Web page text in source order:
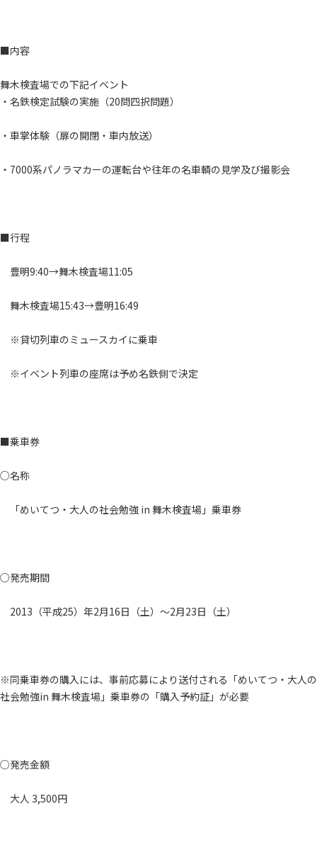
■内容
舞木検査場での下記イベント
・名鉄検定試験の実施（20問四択問題）
・車掌体験（扉の開閉・車内放送）
・7000系パノラマカーの運転台や往年の名車輌の見学及び撮影会
■行程
豊明9:40→舞木検査場11:05
舞木検査場15:43→豊明16:49
※貸切列車のミュースカイに乗車
※イベント列車の座席は予め名鉄側で決定
■乗車券
○名称
「めいてつ・大人の社会勉強 in 舞木検査場」乗車券
○発売期間
2013（平成25）年2月16日（土）～2月23日（土）
※同乗車券の購入には、事前応募により送付される「めいてつ・大人の
社会勉強in 舞木検査場」乗車券の「購入予約証」が必要
○発売金額
大人 3,500円